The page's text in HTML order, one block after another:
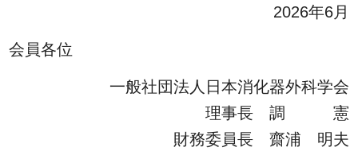
2026年6月
会員各位
一般社団法人日本消化器外科学会
理事長 調 憲
財務委員長 齋浦 明夫